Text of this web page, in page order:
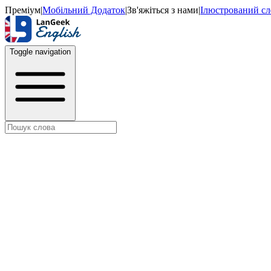
Преміум|Мобільний Додаток|Зв'яжіться з нами|Ілюстрований
Toggle navigation